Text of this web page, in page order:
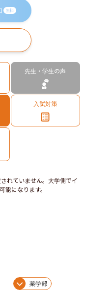
無料
先生・学生の声
入試対策
れていません。大学側でイ
になります。
薬学部